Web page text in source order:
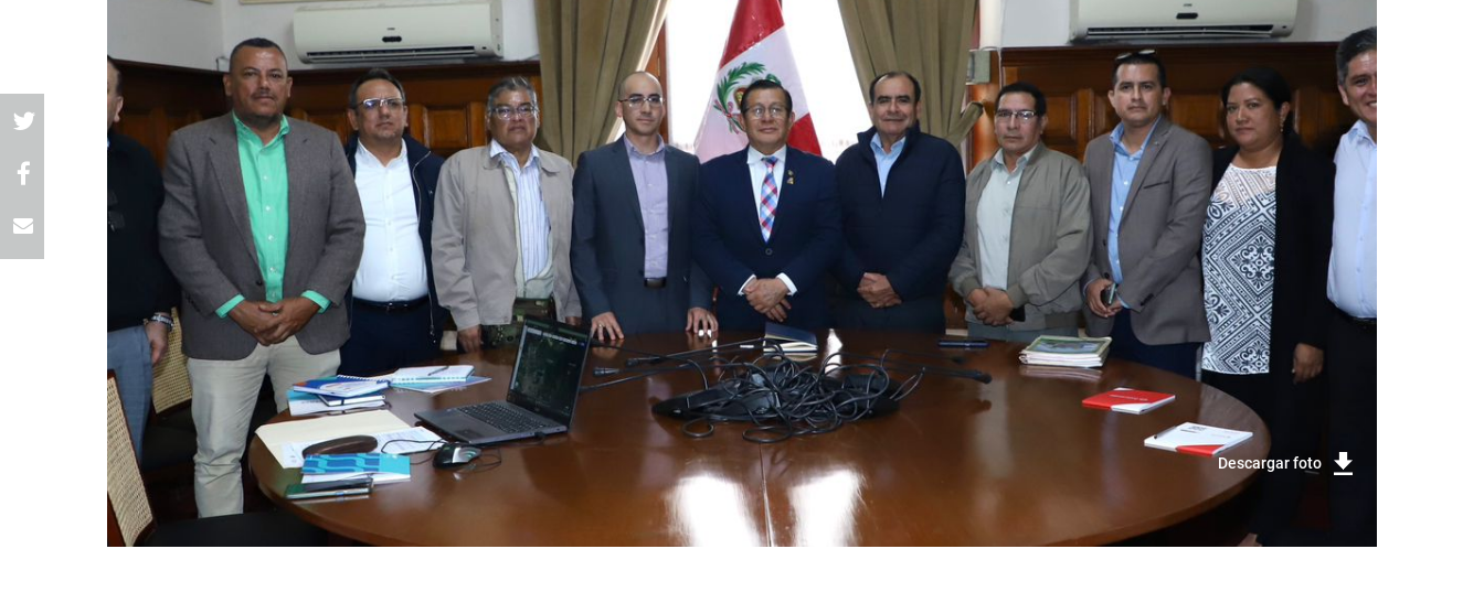
Descargar foto